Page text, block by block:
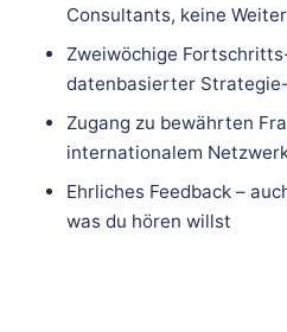
Consultants, keine
Zweiwöchige
datenbasierter
Zugang zu bewährten
internationalem
Ehrliches Feedback –
was du hören willst